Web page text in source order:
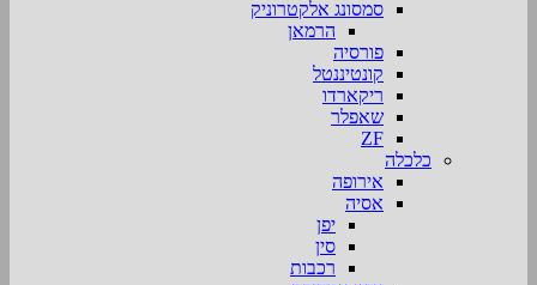
סמסונג אלקטרוניק
הרמאן
פורסיה
קונטיננטל
ריקארדו
שאפלר
ZF
כלכלה
אירופה
אסיה
יפן
סין
רכבות